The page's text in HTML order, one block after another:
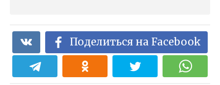
Поделиться на Facebook